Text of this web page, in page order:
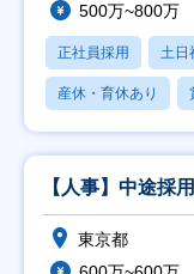
500万~800万
正社員採用 土日
産休・育休あり
【人事】中途採
東京都